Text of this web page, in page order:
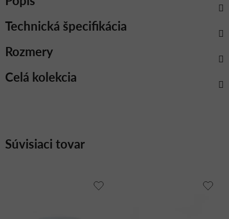
Celá kolekcia
Rozmery
Technická špecifikácia
Súvisiaci tovar